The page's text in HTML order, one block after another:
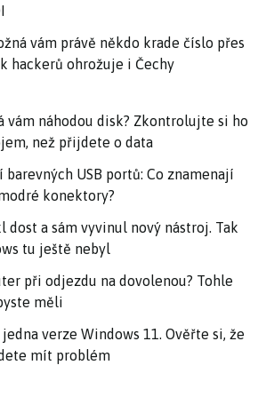
vám právě někdo krade číslo přes
hackerů ohrožuje i Čechy
vám náhodou disk? Zkontrolujte si ho
než přijdete o data
USB portů: Co znamenají
konektory?
dost a sám vyvinul nový nástroj. Tak
tu ještě nebyl
při odjezdu na dovolenou? Tohle
měli
verze Windows 11. Ověřte si, že
mít problém